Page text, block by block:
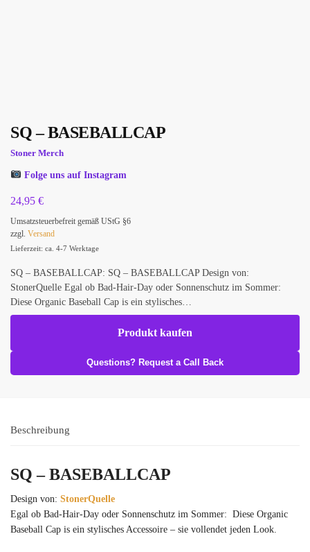
SQ – BASEBALLCAP
Stoner Merch
Folge uns auf Instagram
24,95 €
Umsatzsteuerbefreit gemäß UStG §6
zzgl. Versand
Lieferzeit: ca. 4-7 Werktage
SQ – BASEBALLCAP: SQ – BASEBALLCAP Design von:
StonerQuelle Egal ob Bad-Hair-Day oder Sonnenschutz im Sommer:
Diese Organic Baseball Cap is ein stylisches…
Produkt kaufen
Questions? Request a Call Back
Beschreibung
SQ – BASEBALLCAP
Design von: StonerQuelle
Egal ob Bad-Hair-Day oder Sonnenschutz im Sommer: Diese Organic
Baseball Cap is ein stylisches Accessoire – sie vollendet jeden Look.